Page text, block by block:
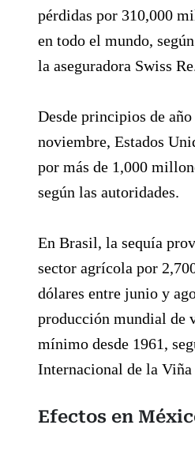
pérdidas por 310,000
en todo el mundo,
la aseguradora Swiss
Desde principios de
noviembre, Estados
por más de 1,000
según las autoridades.
En Brasil, la sequía
sector agrícola por
dólares entre junio y
producción mundial de
mínimo desde 1961,
Internacional de la
Efectos en